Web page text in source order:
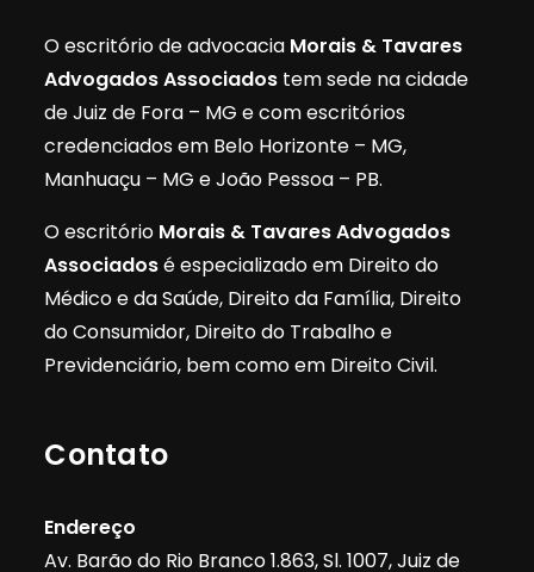
O escritório de advocacia Morais & Tavares
Advogados Associados tem sede na cidade
de Juiz de Fora – MG e com escritórios
credenciados em Belo Horizonte – MG,
Manhuaçu – MG e João Pessoa – PB.
O escritório Morais & Tavares Advogados
Associadosé especializado em Direito do
Médico e da Saúde, Direito da Família, Direito
do Consumidor, Direito do Trabalho e
Previdenciário, bem como em Direito Civil.
Contato
Endereço
Av. Barão do Rio Branco 1.863, Sl. 1007, Juiz de